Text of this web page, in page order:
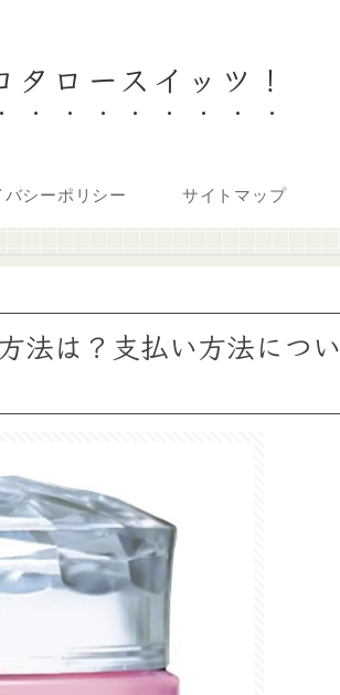
タロースイッツ！
バシーポリシー サイトマップ
法は？支払い方法につい